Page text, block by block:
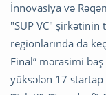
İnnovasiya və
"SUP VC" şirkətinin
regionlarında da
Final” mərasimi
yüksələn 17 startap